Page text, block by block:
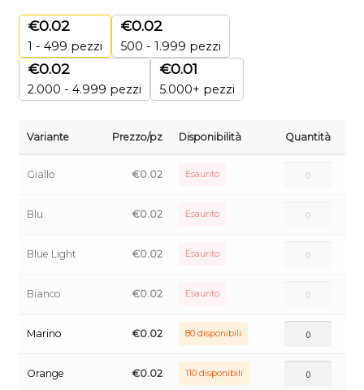
€0.02
1 - 499 pezzi
€0.02
500 - 1.999 pezzi
€0.02
2.000 - 4.999 pezzi
€0.01
5.000+ pezzi
Variante Prezzo/pz Disponibilità Quantità
Giallo €0.02 Esaurito
Blu €0.02 Esaurito
Blue Light €0.02 Esaurito
Bianco €0.02 Esaurito
Marino €0.02 80 disponibili
Orange €0.02 110 disponibili